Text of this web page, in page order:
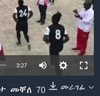
available
3:27
መራገፊ
መቐለ 70